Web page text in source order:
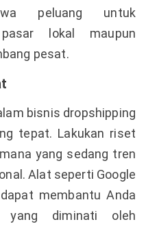
peluang untuk
lokal maupun
pesat.
bisnis dropshipping
tepat. Lakukan riset
yang sedang tren
Alat seperti Google
membantu Anda
yang diminati oleh